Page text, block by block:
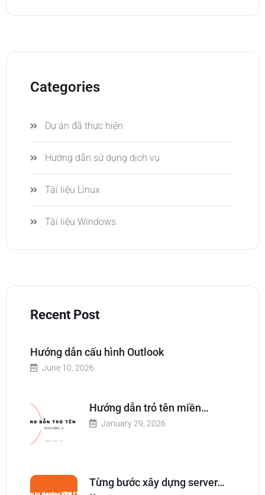
Categories
Dự án đã thực hiện
Hướng dẫn sử dụng dịch vụ
Tài liệu Linux
Tài liệu Windows
Recent Post
Hướng dẫn cấu hình Outlook
June 10, 2026
Hướng dẫn trỏ tên miền…
January 29, 2026
Từng bước xây dựng server…